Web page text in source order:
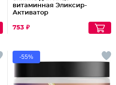
витаминная Эликсир-
Активатор
753 ₽
-55%